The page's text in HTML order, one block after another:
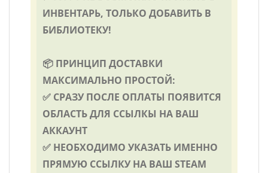
ИНВЕНТАРЬ, ТОЛЬКО ДОБАВИТЬ В
БИБЛИОТЕКУ!
📦 ПРИНЦИП ДОСТАВКИ
МАКСИМАЛЬНО ПРОСТОЙ:
✅ СРАЗУ ПОСЛЕ ОПЛАТЫ ПОЯВИТСЯ
ОБЛАСТЬ ДЛЯ ССЫЛКЫ НА ВАШ
АККАУНТ
✅ НЕОБХОДИМО УКАЗАТЬ ИМЕННО
ПРЯМУЮ ССЫЛКУ НА ВАШ STEAM